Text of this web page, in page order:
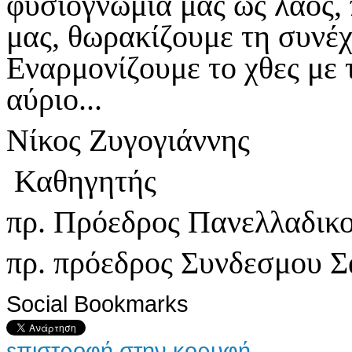
μας, θωρακίζουμε τη
Εναρμονίζουμε το χθες με
αύριο...
Νίκος Ζυγογιάννης
Καθηγητής
πρ. Πρόεδρος
πρ. πρόεδρος Συνδεσμου
Social Bookmarks